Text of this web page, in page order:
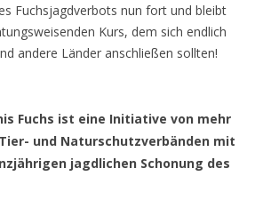
Fuchsjagdverbots nun fort und bleibt
Kurs, dem sich endlich
andere Länder anschließen sollten!
Fuchs ist eine Initiative von mehr
und Naturschutzverbänden mit
jagdlichen Schonung des